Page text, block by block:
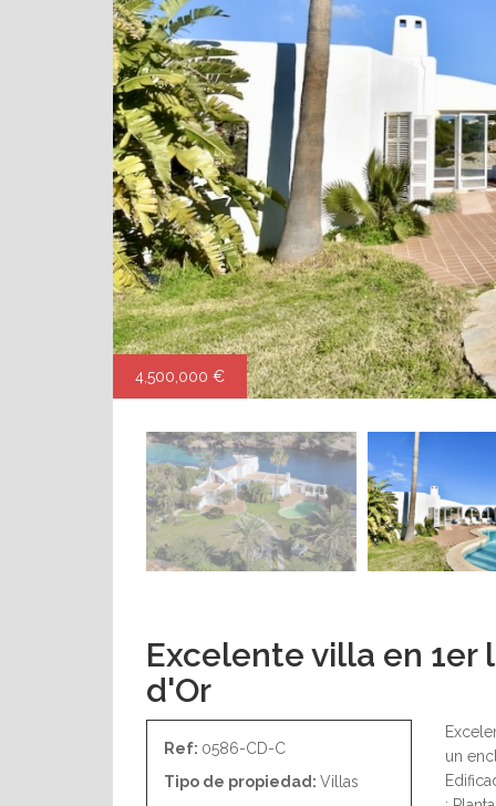
Excelente villa en 1er
d'Or
4,500,000 €
Ref: 0586-CD-C
Tipo de propiedad: Villas
un